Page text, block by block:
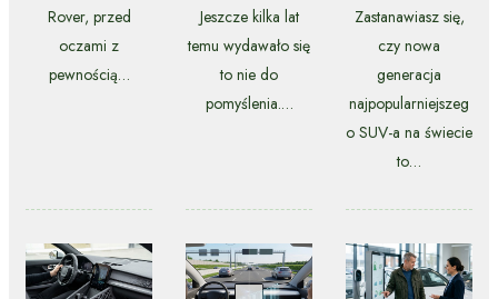
Rover, przed
oczami z
pewnością…
Jeszcze kilka lat
temu wydawało się
to nie do
pomyślenia.…
Zastanawiasz się,
czy nowa
generacja
najpopularniejszeg
o SUV-a na świecie
to…